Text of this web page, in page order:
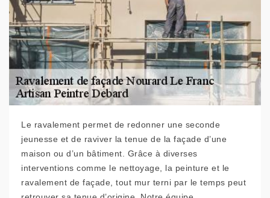
Le ravalement permet de redonner une seconde
jeunesse et de raviver la tenue de la façade d’une
maison ou d’un bâtiment. Grâce à diverses
interventions comme le nettoyage, la peinture et le
ravalement de façade, tout mur terni par le temps peut